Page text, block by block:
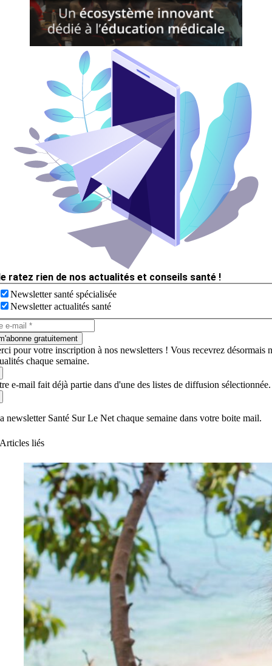
ratez rien de nos actualités et conseils santé !
Newsletter santé spécialisée
Newsletter actualités santé
gratuitement
pour votre inscription à nos newsletters ! Vous recevrez désormais
chaque semaine.
e-mail fait déjà partie dans d'une des listes de diffusion sélectionnée.
newsletter Santé Sur Le Net chaque semaine dans votre boite mail.
Articles liés